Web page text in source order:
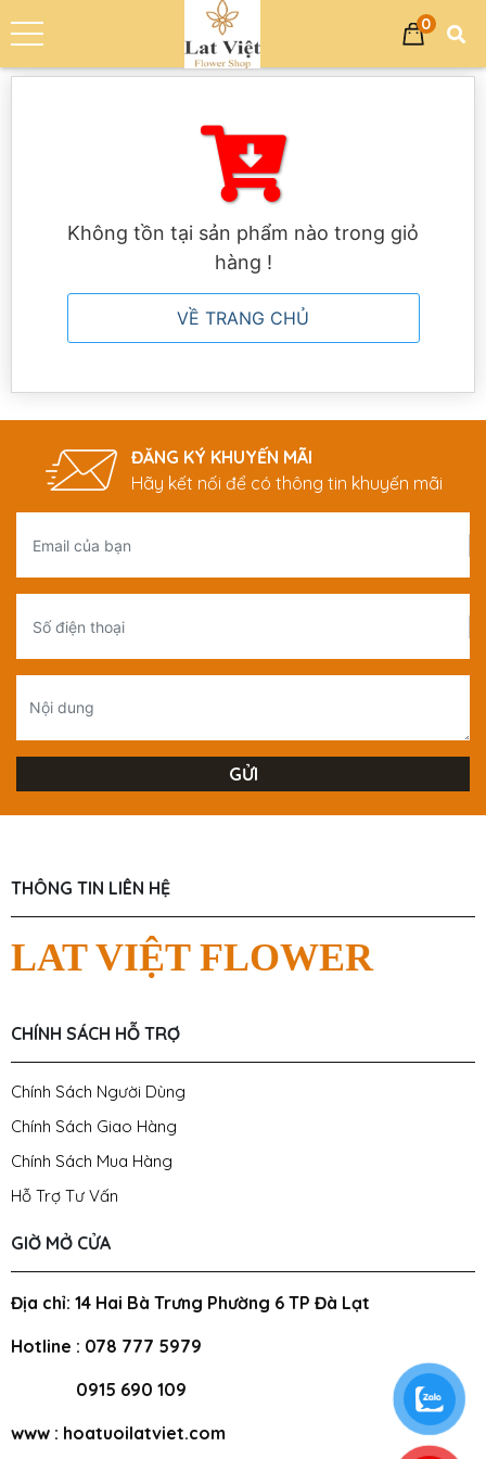
0
Trang chủ
Không tồn tại sản phẩm nào trong giỏ
hàng !
VỀ TRANG CHỦ
ĐĂNG KÝ KHUYẾN MÃI
Hãy kết nối để có thông tin khuyến mãi
THÔNG TIN LIÊN HỆ
LAT VIỆT FLOWER
CHÍNH SÁCH HỖ TRỢ
Chính Sách Người Dùng
Chính Sách Giao Hàng
Chính Sách Mua Hàng
Hỗ Trợ Tư Vấn
GIỜ MỞ CỬA
Địa chỉ: 14 Hai Bà Trưng Phường 6 TP Đà Lạt
Hotline : 078 777 5979
0915 690 109
www : hoatuoilatviet.com